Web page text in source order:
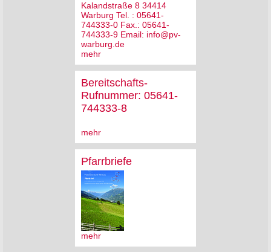
Kalandstraße 8 34414
Warburg Tel. : 05641-
744333-0 Fax.: 05641-
744333-9 Email: info@pv-
warburg.de
mehr
Bereitschafts-
Rufnummer: 05641-
744333-8
mehr
Pfarrbriefe
mehr